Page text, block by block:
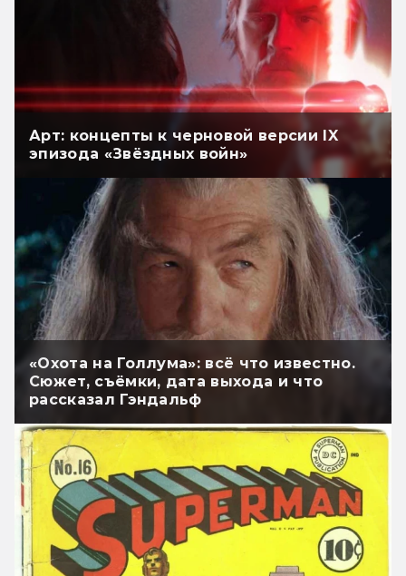
Арт: концепты к черновой версии IX
эпизода «Звёздных войн»
«Охота на Голлума»: всё что известно.
Сюжет, съёмки, дата выхода и что
рассказал Гэндальф